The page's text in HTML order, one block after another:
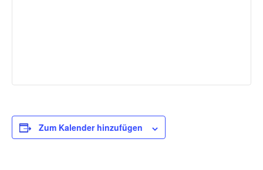
Zum Kalender hinzufügen